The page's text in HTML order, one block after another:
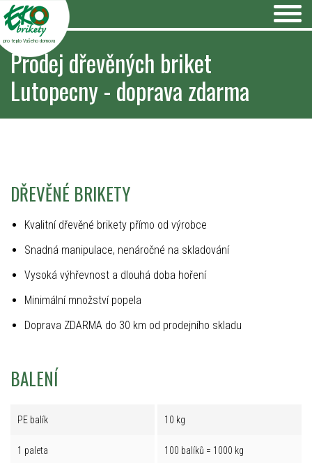
pro teplo Vašeho domova
Prodej dřevěných briket
Lutopecny - doprava zdarma
DŘEVĚNÉ BRIKETY
Kvalitní dřevěné brikety přímo od výrobce
Snadná manipulace, nenáročné na skladování
Vysoká výhřevnost a dlouhá doba hoření
Minimální množství popela
Doprava ZDARMA do 30 km od prodejního skladu
BALENÍ
PE balík 10 kg
1 paleta 100 balíků = 1000 kg